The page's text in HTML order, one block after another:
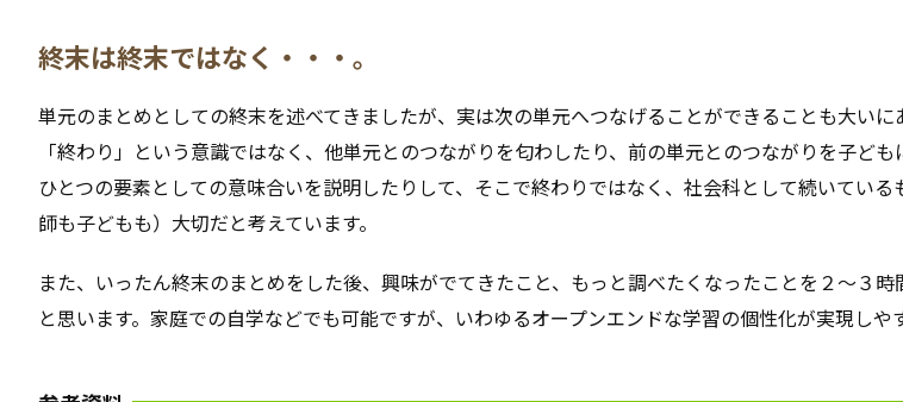
終末は終末ではなく・・・。
単元のまとめとしての終末を述べてきましたが、実は次の単元へつなげることができることも大いに
「終わり」という意識ではなく、他単元とのつながりを匂わしたり、前の単元とのつながりを子ど
ひとつの要素としての意味合いを説明したりして、そこで終わりではなく、社会科として続いてい
師も子どもも）大切だと考えています。
また、いったん終末のまとめをした後、興味がでてきたこと、もっと調べたくなったことを２～３
と思います。家庭での自学などでも可能ですが、いわゆるオープンエンドな学習の個性化が実現しや